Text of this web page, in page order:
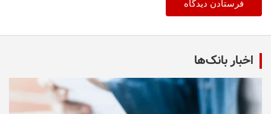
اخبار بانک‌ها